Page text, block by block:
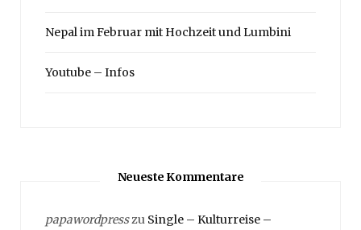
Nepal im Februar mit Hochzeit und Lumbini
Youtube – Infos
Neueste Kommentare
papawordpresszu Single – Kulturreise –